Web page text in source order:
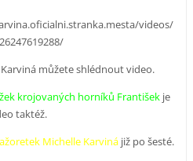
videos/
můžete shlédnout video.
krojovaných horníků František je
taktéž.
Michelle Karviná již po šesté.